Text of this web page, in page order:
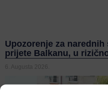
Upozorenje za
prijete Balkanu, u
6. Augusta 2026.